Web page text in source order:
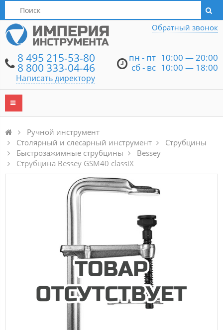
Написать директору
8 495 215-53-80
8 800 333-04-46
Написать директору
пн - пт 10:00 — 20:00
сб - вс 10:00 — 18:00
Обратный звонок
Ручной инструмент
Столярный и слесарный инструмент
Струбцины
Быстрозажимные струбцины
Bessey
Струбцина Bessey GSM40 classiX